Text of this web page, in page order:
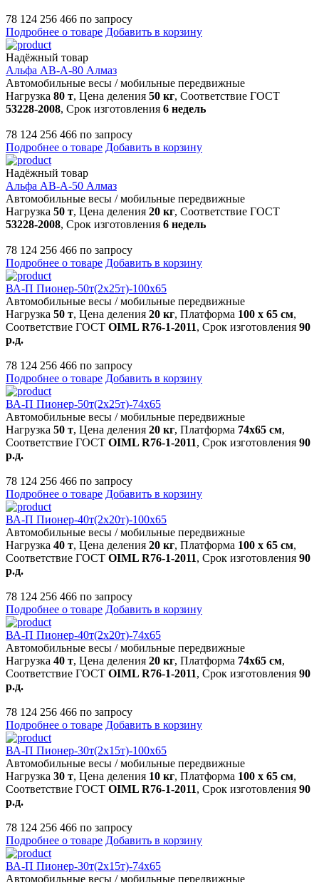
78 124 256 466 по запросу
Подробнее о товаре Добавить в корзину
Надёжный товар
Альфа АВ-А-80 Алмаз
Автомобильные весы /мобильные передвижные
Нагрузка 80 т, Цена деления 50 кг, Соответствие ГОСТ
53228-2008, Срок изготовления 6 недель
78 124 256 466 по запросу
Подробнее о товаре Добавить в корзину
Надёжный товар
Альфа АВ-А-50 Алмаз
Автомобильные весы /мобильные передвижные
Нагрузка 50 т, Цена деления 20 кг, Соответствие ГОСТ
53228-2008, Срок изготовления 6 недель
78 124 256 466 по запросу
Подробнее о товаре Добавить в корзину
ВА-П Пионер-50т(2х25т)-100х65
Автомобильные весы /мобильные передвижные
Нагрузка 50 т, Цена деления 20 кг, Платформа 100 х 65 см,
Соответствие ГОСТ OIML R76-1-2011, Срок изготовления 90
р.д.
78 124 256 466 по запросу
Подробнее о товаре Добавить в корзину
ВА-П Пионер-50т(2х25т)-74х65
Автомобильные весы /мобильные передвижные
Нагрузка 50 т, Цена деления 20 кг, Платформа 74х65 см,
Соответствие ГОСТ OIML R76-1-2011, Срок изготовления 90
р.д.
78 124 256 466 по запросу
Подробнее о товаре Добавить в корзину
ВА-П Пионер-40т(2х20т)-100х65
Автомобильные весы /мобильные передвижные
Нагрузка 40 т, Цена деления 20 кг, Платформа 100 х 65 см,
Соответствие ГОСТ OIML R76-1-2011, Срок изготовления 90
р.д.
78 124 256 466 по запросу
Подробнее о товаре Добавить в корзину
ВА-П Пионер-40т(2х20т)-74х65
Автомобильные весы /мобильные передвижные
Нагрузка 40 т, Цена деления 20 кг, Платформа 74х65 см,
Соответствие ГОСТ OIML R76-1-2011, Срок изготовления 90
р.д.
78 124 256 466 по запросу
Подробнее о товаре Добавить в корзину
ВА-П Пионер-30т(2х15т)-100х65
Автомобильные весы /мобильные передвижные
Нагрузка 30 т, Цена деления 10 кг, Платформа 100 х 65 см,
Соответствие ГОСТ OIML R76-1-2011, Срок изготовления 90
р.д.
78 124 256 466 по запросу
Подробнее о товаре Добавить в корзину
ВА-П Пионер-30т(2х15т)-74х65
Автомобильные весы /мобильные передвижные